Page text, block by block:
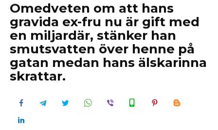
Omedveten om att hans
gravida ex-fru nu är gift med
en miljardär, stänker han
smutsvatten över henne på
gatan medan hans älskarinna
skrattar.